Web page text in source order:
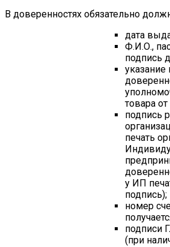
В доверенностях обязательно
дата
Ф.И.О.,
подпись
указание
товара
подпись
печать
у ИП
подпись);
номер
подписи
(при